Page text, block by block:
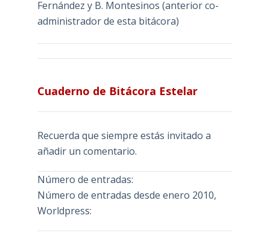
Fernández y B. Montesinos (anterior co-
administrador de esta bitácora)
Cuaderno de Bitácora Estelar
Recuerda que siempre estás invitado a
añadir un comentario.
Número de entradas:
Número de entradas desde enero 2010,
Worldpress: